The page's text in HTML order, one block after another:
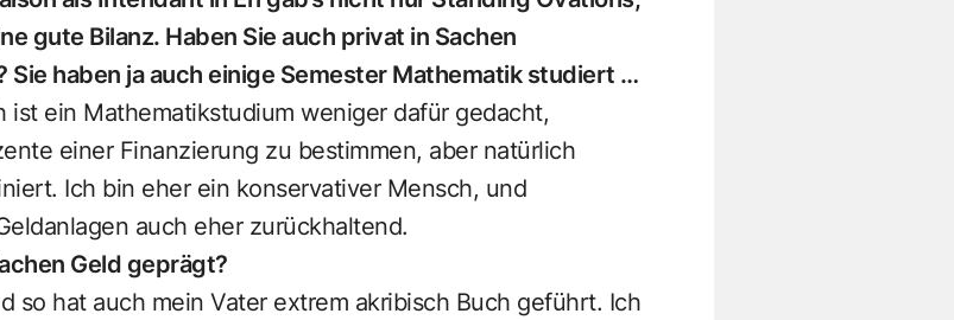
gute Bilanz. Haben Sie auch privat in Sachen
Sie haben ja auch einige Semester Mathematik studiert …
ist ein Mathematikstudium weniger dafür gedacht,
einer Finanzierung zu bestimmen, aber natürlich
Ich bin eher ein konservativer Mensch, und
auch eher zurückhaltend.
Geld geprägt?
so hat auch mein Vater extrem akribisch Buch geführt. Ich